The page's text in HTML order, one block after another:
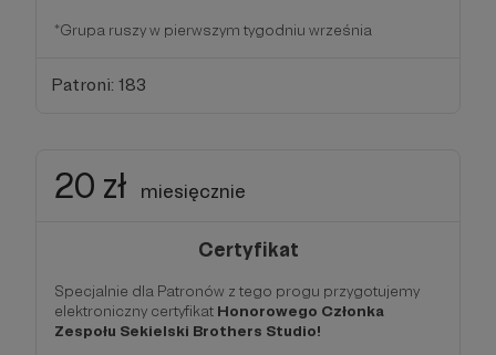
*Grupa ruszy w pierwszym tygodniu września
Patroni: 183
20 zł miesięcznie
Certyfikat
Specjalnie dla Patronów z tego progu przygotujemy
elektroniczny certyfikat Honorowego Członka
Zespołu Sekielski Brothers Studio!